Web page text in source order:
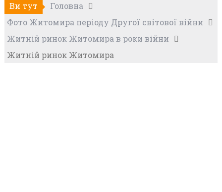
Ви тут
Головна
Фото Житомира періоду Другої світової війни
Житній ринок Житомира в роки війни
Житній ринок Житомира